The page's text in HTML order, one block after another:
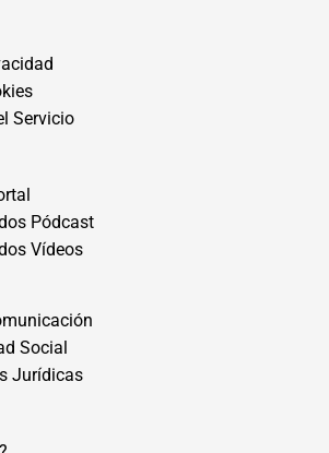
Servicio
Pódcast
Vídeos
Social
Jurídicas